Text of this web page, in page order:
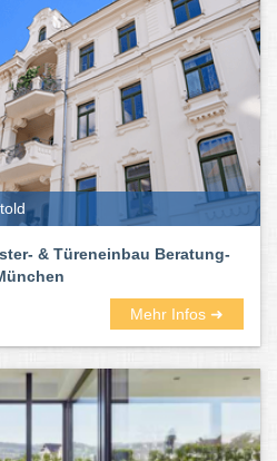
& Türeneinbau Beratung-
Mehr Infos ➜